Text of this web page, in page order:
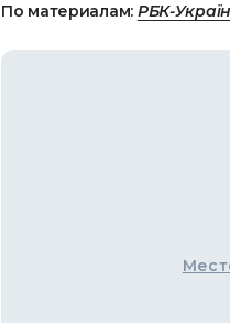
По материалам: РБК-